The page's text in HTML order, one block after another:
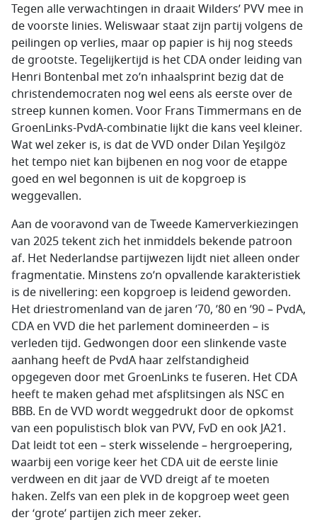
Tegen alle verwachtingen in draait Wilders’ PVV mee in
de voorste linies. Weliswaar staat zijn partij volgens de
peilingen op verlies, maar op papier is hij nog steeds
de grootste. Tegelijkertijd is het CDA onder leiding van
Henri Bontenbal met zo’n inhaalsprint bezig dat de
christendemocraten nog wel eens als eerste over de
streep kunnen komen. Voor Frans Timmermans en de
GroenLinks-PvdA-combinatie lijkt die kans veel kleiner.
Wat wel zeker is, is dat de VVD onder Dilan Yeşilgöz
het tempo niet kan bijbenen en nog voor de etappe
goed en wel begonnen is uit de kopgroep is
weggevallen.
Aan de vooravond van de Tweede Kamerverkiezingen
van 2025 tekent zich het inmiddels bekende patroon
af. Het Nederlandse partijwezen lijdt niet alleen onder
fragmentatie. Minstens zo’n opvallende karakteristiek
is de nivellering: een kopgroep is leidend geworden.
Het driestromenland van de jaren ’70, ’80 en ’90 – PvdA,
CDA en VVD die het parlement domineerden – is
verleden tijd. Gedwongen door een slinkende vaste
aanhang heeft de PvdA haar zelfstandigheid
opgegeven door met GroenLinks te fuseren. Het CDA
heeft te maken gehad met afsplitsingen als NSC en
BBB. En de VVD wordt weggedrukt door de opkomst
van een populistisch blok van PVV, FvD en ook JA21.
Dat leidt tot een – sterk wisselende – hergroepering,
waarbij een vorige keer het CDA uit de eerste linie
verdween en dit jaar de VVD dreigt af te moeten
haken. Zelfs van een plek in de kopgroep weet geen
der ‘grote’ partijen zich meer zeker.